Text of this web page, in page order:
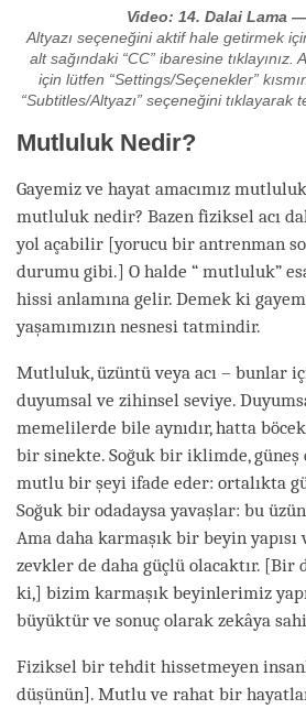
Video: 14. Dalai Lama
Altyazı seçeneğini aktif hale getirmek
alt sağındaki “CC” ibaresine tıklayınız.
için lütfen “Settings/Seçenekler”
“Subtitles/Altyazı” seçeneğini tıklayarak
Mutluluk Nedir?
Gayemiz ve hayat amacımız
mutluluk nedir? Bazen fiziksel acı
yol açabilir [yorucu bir antrenman
durumu gibi.] O halde “ mutluluk”
hissi anlamına gelir. Demek ki
yaşamımızın nesnesi tatmindir.
Mutluluk, üzüntü veya acı – bunlar
duyumsal ve zihinsel seviye.
memelilerde bile aynıdır, hatta
bir sinekte. Soğuk bir iklimde, güneş
mutlu bir şeyi ifade eder: ortalıkta
Soğuk bir odadaysa yavaşlar: bu
Ama daha karmaşık bir beyin yapısı
zevkler de daha güçlü olacaktır. [Bir
ki,] bizim karmaşık beyinlerimiz
büyüktür ve sonuç olarak zekâya
Fiziksel bir tehdit hissetmeyen
düşünün]. Mutlu ve rahat bir